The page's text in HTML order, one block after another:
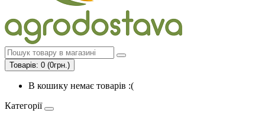
Товарів: 0 (0грн.)
В кошику немає товарів :(
Категорії